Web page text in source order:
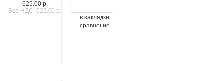
в закладки
сравнение
625.00 р.
Без НДС: 625.00 р.